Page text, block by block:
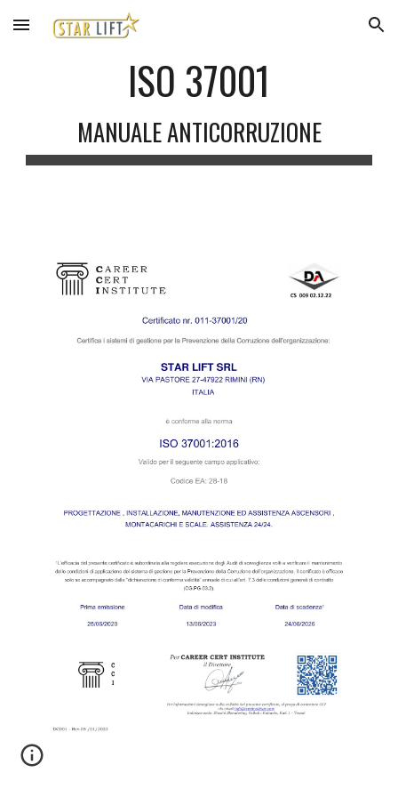
Skip to main content Skip to navigation
ISO 37001
MANUALE ANTICORRUZIONE